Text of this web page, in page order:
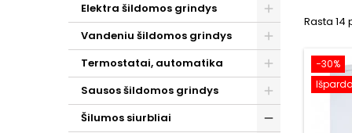
Elektra šildomos grindys
Vandeniu šildomos grindys
Termostatai, automatika
Sausos šildomos grindys
Šilumos siurbliai
Rasta
−30%